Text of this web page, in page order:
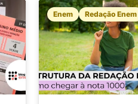
Enem Redação Enem